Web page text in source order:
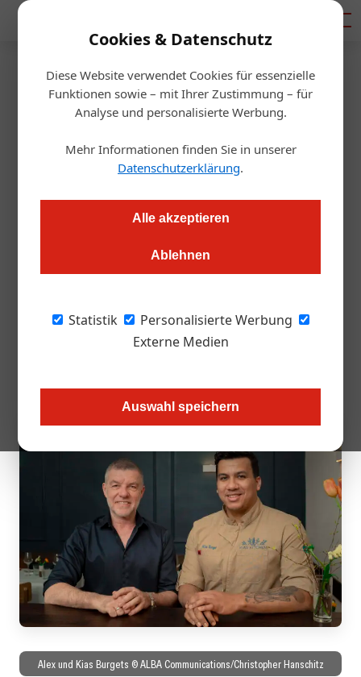
Cookies & Datenschutz
Diese Website verwendet Cookies für essenzielle
Funktionen sowie – mit Ihrer Zustimmung – für
Analyse und personalisierte Werbung.
Mehr Informationen finden Sie in unserer
Datenschutzerklärung.
Alle akzeptieren
Ablehnen
Statistik
Personalisierte Werbung
Externe Medien
Auswahl speichern
Startseite/Gastronomie
Tasting Dinner
Kias Kitchen – Modern
Brazilian trifft auf Regionalität
Ein brasilianischer Balletttänzer als Koch, ein Gastgeber mit
Geschmäcker nach Wien und vereint Regionalität mit
brasilianischer Küche und griechischen Impulsen. In der
Alex und Kias Burgets © ALBA Communications/Christopher Hanschitz